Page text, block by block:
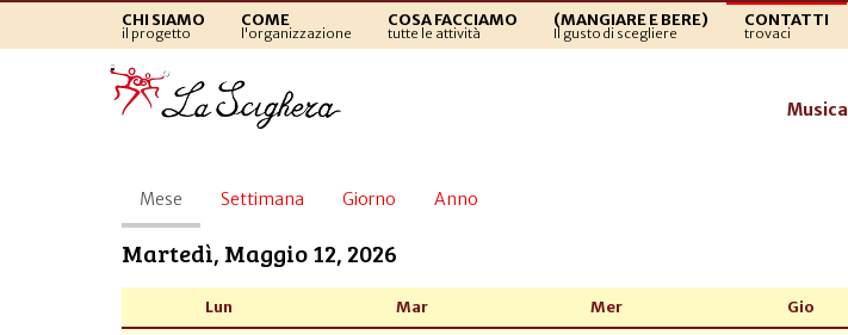
CHI SIAMO
il progetto
COME
l'organizzazione
COSA FACCIAMO
tutte le attività
(MANGIARE E BERE)
Il gusto di scegliere
CONTATTI
trovaci
Musica
Schede
primarie
Mese (scheda
attiva)
Settimana Giorno Anno
Martedì, Maggio 12, 2026
Lun Mar Mer Gio